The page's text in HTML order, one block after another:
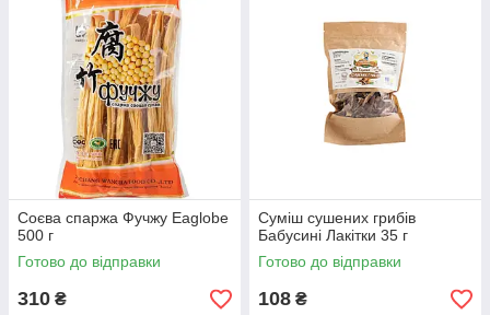
Соєва спаржа Фучжу Eaglobe
500 г
Готово до відправки
310 ₴
Суміш сушених грибів
Бабусині Лакітки 35 г
Готово до відправки
108 ₴